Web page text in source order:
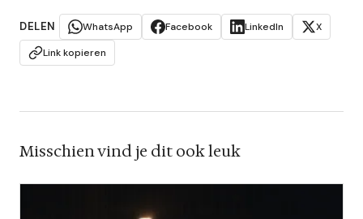
DELEN WhatsApp Facebook LinkedIn
X
Link kopieren
Misschien vind je dit ook leuk